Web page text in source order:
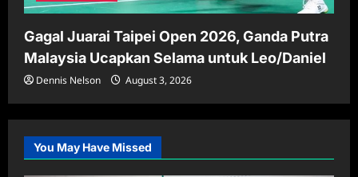
Gagal Juarai Taipei Open 2026, Ganda Putra
Malaysia Ucapkan Selama untuk Leo/Daniel
Dennis Nelson August 3, 2026
You May Have Missed